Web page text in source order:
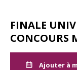
FINALE
CONCOURS
Ajouter à